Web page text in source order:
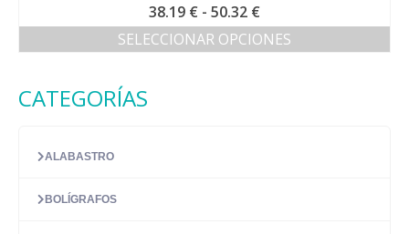
38.19 € - 50.32 €Rango
de
precios:
SELECCIONAR OPCIONES
CATEGORÍAS
ALABASTRO
BOLÍGRAFOS